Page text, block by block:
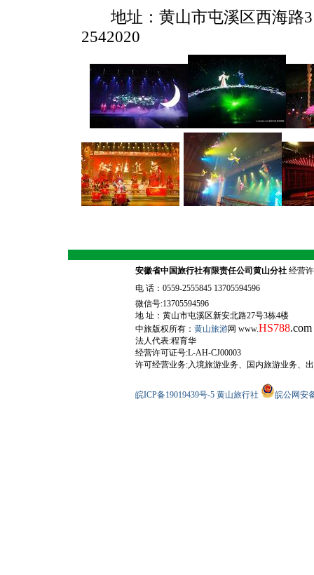
地址：黄山市屯溪区西海路
2542020
安徽省中国旅行社有限责任公司黄山分社 经营
电 话：0559-2555845 13705594596
微信号:13705594596
地 址：黄山市屯溪区新安北路27号3栋4楼
中旅版权所有： 黄山旅游网 www.HS788.com
法人代表:程育华
经营许可证号:L-AH-CJ00003
许可经营业务:入境旅游业务、国内旅游业务、
皖ICP备19019439号-5 黄山旅行社 皖公网安